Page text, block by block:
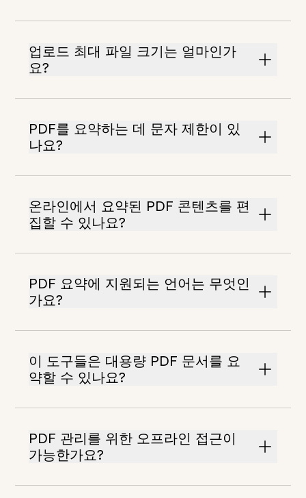
업로드 최대 파일 크기는 얼마인가
요?
PDF를 요약하는 데 문자 제한이 있
나요?
온라인에서 요약된 PDF 콘텐츠를 편
집할 수 있나요?
PDF 요약에 지원되는 언어는 무엇인
가요?
이 도구들은 대용량 PDF 문서를 요
약할 수 있나요?
PDF 관리를 위한 오프라인 접근이
가능한가요?